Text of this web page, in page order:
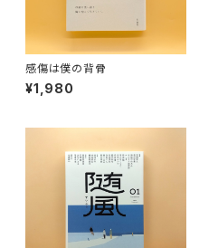
感傷は僕の背骨
¥1,980